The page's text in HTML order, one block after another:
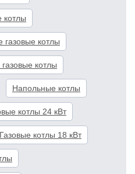
котлы
котлы
котлы
Напольные котлы
котлы 24 кВт
Газовые котлы 18 кВт